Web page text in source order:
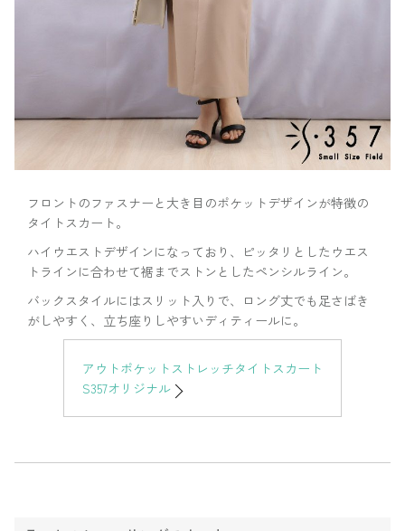
フロントのファスナーと大き目のポケットデザインが特徴の
タイトスカート。
ハイウエストデザインになっており、ピッタリとしたウエス
トラインに合わせて裾までストンとしたペンシルライン。
バックスタイルにはスリット入りで、ロング丈でも足さばき
がしやすく、立ち座りしやすいディティールに。
アウトポケットストレッチタイトスカート
S357オリジナル